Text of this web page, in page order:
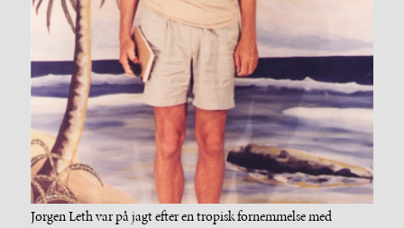
Jørgen Leth var på jagt efter en tropisk fornemmelse med